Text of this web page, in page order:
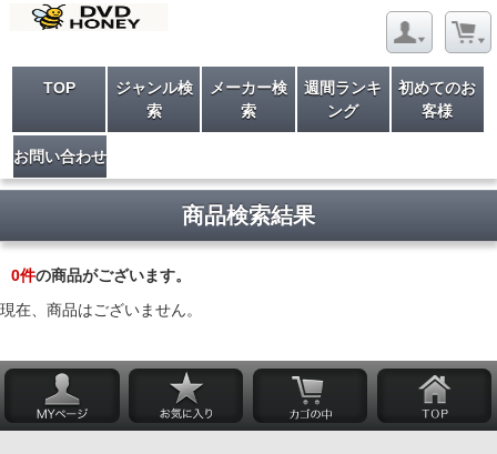
TOP
ジャンル検
索
メーカー検
索
週間ランキ
ング
初めてのお
客様
お問い合わせ
商品検索結果
0件の商品がございます。
現在、商品はございません。